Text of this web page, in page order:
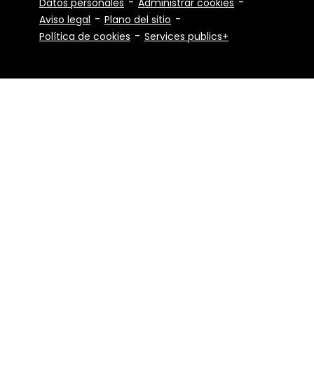
Aviso legal
Plano del sitio
Política de cookies
Services publics+